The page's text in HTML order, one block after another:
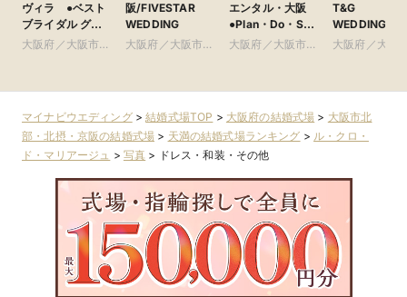
ヴィラ ●ベスト
ブライダル グ
ループ
大阪府／大阪市南
阪/FIVESTAR
WEDDING
大阪府／大阪市北
エンタル・大阪
●Plan・Do・See
グループ
大阪府／大阪市北
T&G
WEDDING(旧
ルモニーアン
大阪府／大阪
マイナビウエディング>結婚式場TOP > 大阪府の結婚式場 > 大阪市北
部・北摂・京阪の結婚式場 > 天満の結婚式場ランキング > ル・クロ・
ド・マリアージュ > 写真 > ドレス・和装・その他